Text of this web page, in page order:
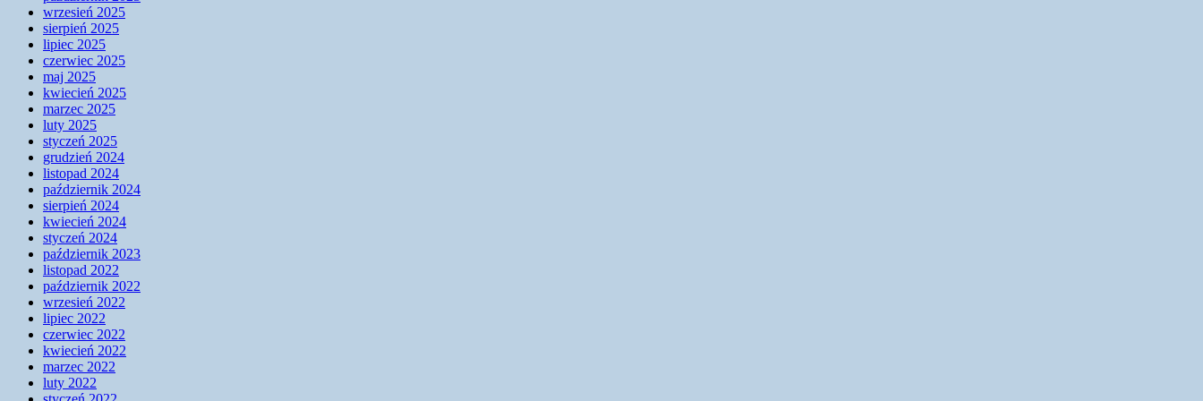
wrzesień 2025
sierpień 2025
lipiec 2025
czerwiec 2025
maj 2025
kwiecień 2025
marzec 2025
luty 2025
styczeń 2025
grudzień 2024
listopad 2024
październik 2024
sierpień 2024
kwiecień 2024
styczeń 2024
październik 2023
listopad 2022
październik 2022
wrzesień 2022
lipiec 2022
czerwiec 2022
kwiecień 2022
marzec 2022
luty 2022